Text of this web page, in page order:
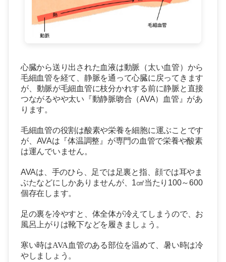
Focal Vibration Therapy
心臓から送り出された血液は動脈（太い血管）から
毛細血管を経て、 静脈を通って心臓に戻ってきます
が、 動脈が毛細血管に枝分かれする前に静脈と直接
つながるやや太い『動静脈吻合（AVA）血管』があ
ります。
毛細血管の役割は酸素や栄養を細胞に運ぶことです
が、 AVAは『体温調整』が専門の血管で栄養や酸素
は運んでいません。
AVAは、手のひら、足では足裏と指、顔では耳やま
ぶたなどにしかありませんが、 1㎠当たり 100～600
個存在します。
足の裏を冷やすと、 体全体が冷えてしまうので、 お
風呂上がりは靴下などを履きましょう。
寒い時はAVA血管のある部位を温めて、暑い時は冷
やしましょう。